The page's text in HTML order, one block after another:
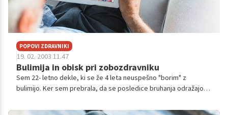
POPOVI ZDRAVNIKI
19. 02. 2003 11.47
Bulimija in obisk pri zobozdravniku
Sem 22- letno dekle, ki se že 4 leta neuspešno "borim" z
bulimijo. Ker sem prebrala, da se posledice bruhanja odražajo
kašni meri ima prav...